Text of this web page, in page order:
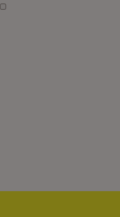
3 6
Kachel: 9
Zu Kachel: 12